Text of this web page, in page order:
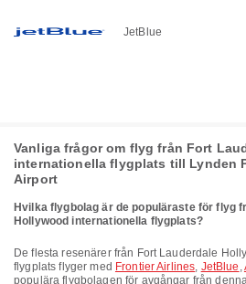
JetBlue
Vanliga frågor om flyg från Fort
internationella flygplats till Lynden
Airport
Hvilka flygbolag är de populäraste för flyg
Hollywood internationella flygplats?
De flesta resenärer från Fort Lauderdale Hollywood internationella
flygplats flyger med Frontier Airlines, JetBlue ,
populära flygbolagen för avgångar från